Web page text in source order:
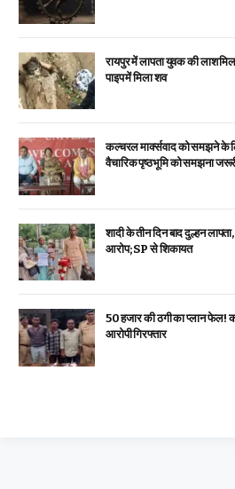
रायपुर में लापता युवक की लाश
पाइप में मिला शव
कल्चरल मार्क्सवाद को समझने
वैचारिक पृष्ठभूमि को समझना
शादी के तीन दिन बाद दुल्हन
आरोप; SP से शिकायत
₹50 हजार की ठगी का प्लान
आरोपी गिरफ्तार